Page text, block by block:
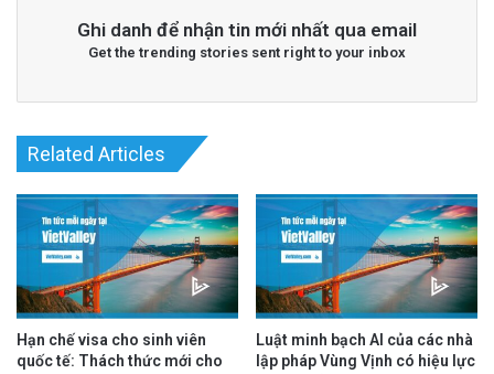
advertisement
Ghi danh để nhận tin mới nhất qua email
Get the trending stories sent right to your inbox
Related Articles
Hạn chế visa cho sinh viên
quốc tế: Thách thức mới cho
Luật minh bạch AI của các nhà
lập pháp Vùng Vịnh có hiệu lực